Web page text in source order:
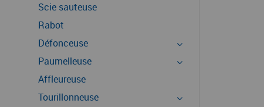
Scie sauteuse
Rabot
Défonceuse
Paumelleuse
Affleureuse
Tourillonneuse